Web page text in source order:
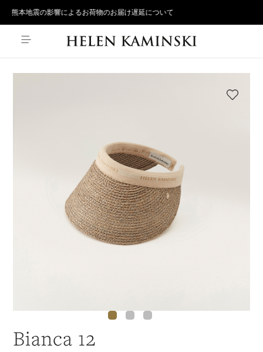
熊本地震の影響によるお荷物のお届け遅延について
Bianca 12